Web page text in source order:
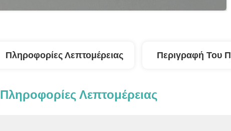
Πληροφορίες Λεπτομέρειας Περιγραφή Του
Πληροφορίες Λεπτομέρειας